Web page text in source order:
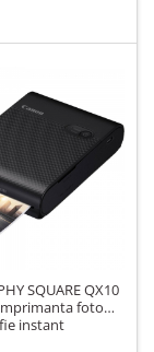
SQUARE QX10
foto
instant